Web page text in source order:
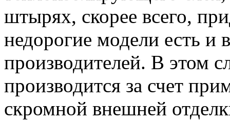
штырях, скорее всего,
недорогие модели есть и
производителей. В этом
производится за счет
скромной внешней